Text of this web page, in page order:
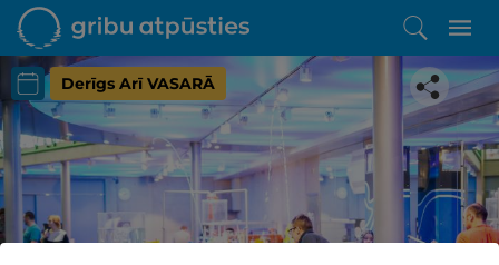
Derīgs Arī VASARĀ